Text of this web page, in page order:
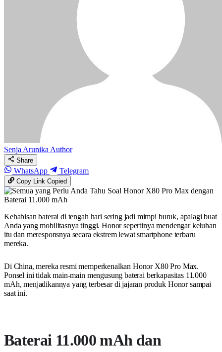
Senja ArunikaAuthor
Share
WhatsApp Telegram
Copy LinkCopied
Kehabisan baterai di tengah hari sering jadi mimpi buruk, apalagi buat
Anda yang mobilitasnya tinggi. Honor sepertinya mendengar keluhan
itu dan meresponsnya secara ekstrem lewat smartphone terbaru
mereka.
Di China, mereka resmi memperkenalkan Honor X80 Pro Max.
Ponsel ini tidak main-main mengusung baterai berkapasitas 11.000
mAh, menjadikannya yang terbesar di jajaran produk Honor sampai
saat ini.
Baterai 11.000 mAh dan